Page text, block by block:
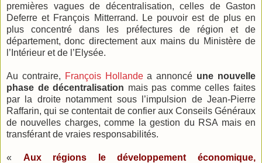
premières vagues de décentralisation, celles de Gaston
Deferre et François Mitterrand. Le pouvoir est de plus en
plus concentré dans les préfectures de région et de
département, donc directement aux mains du Ministère de
l’Intérieur et de l’Elysée.
Au contraire, François Hollandea annoncé une nouvelle
phase de décentralisation mais pas comme celles faites
par la droite notamment sous l’impulsion de Jean-Pierre
Raffarin, qui se contentait de confier aux Conseils Généraux
de nouvelles charges, comme la gestion du RSA mais en
transférant de vraies responsabilités.
« Aux régions le développement économique,